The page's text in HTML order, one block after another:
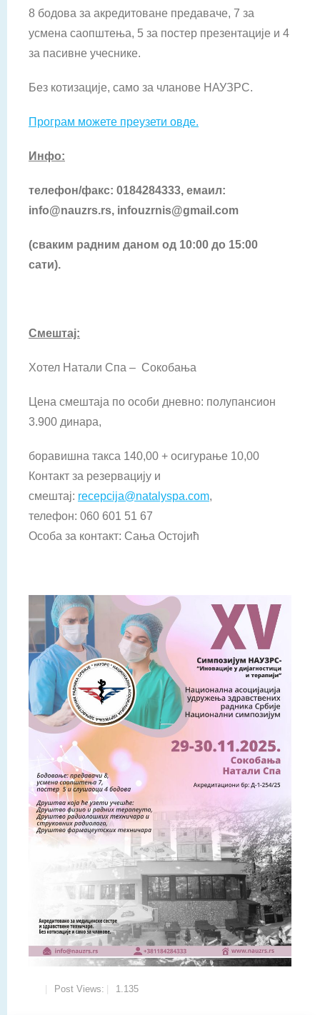
8 бодова за акредитоване предаваче, 7 за
усмена саопштења, 5 за постер презентације и 4
за пасивне учеснике.
Без котизације, само за чланове НАУЗРС.
Програм можете преузети овде.
Инфо:
телефон/факс: 0184284333, емаил:
info@nauzrs.rs, infouzrnis@gmail.com
(сваким радним даном од 10:00 до 15:00
сати).
Смештај:
Хотел Натали Спа – Сокобања
Цена смештаја по особи дневно: полупансион
3.900 динара,
боравишна такса 140,00 + осигурање 10,00
Контакт за резервацију и
смештај: recepcija@natalyspa.com,
телефон: 060 601 51 67
Особа за контакт: Сања Остојић
Post Views: 1.135